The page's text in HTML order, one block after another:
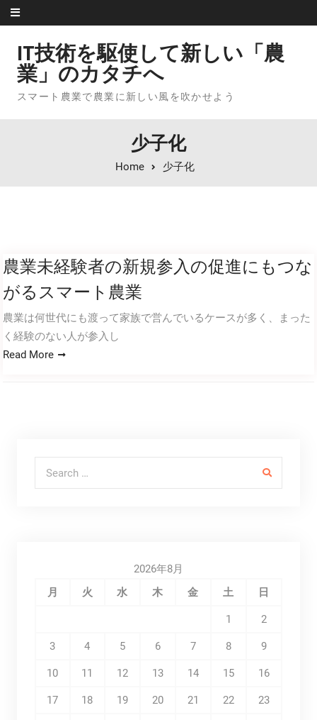
Skip to content
IT技術を駆使して新しい「農
業」のカタチへ
スマート農業で農業に新しい風を吹かせよう
少子化
Home 少子化
農業未経験者の新規参入の促進にもつな
がるスマート農業
農業は何世代にも渡って家族で営んでいるケースが多く、まった
く経験のない人が参入し
Read More
2026年8月
月
火 水 木 金 土 日
1 2
3 4 5 6 7 8 9
10 11 12 13 14 15 16
17 18 19 20 21 22 23